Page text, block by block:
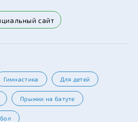
сайт
Гимнастика Для детей
Прыжки на батуте